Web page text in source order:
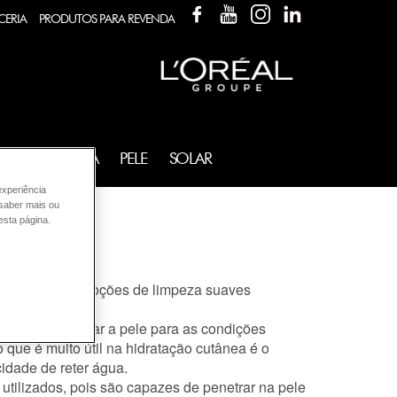
PRODUTOS PARA REVENDA
FACEBOOKYOUTUBEINSTAGRAM
FRAGRÂNCIA PELE SOLAR
e loções de limpeza suaves
de restaurar a pele para as condições
é muito útil na hidratação cutânea é o
de reter água.
pois são capazes de penetrar na pele
mais ou
página.